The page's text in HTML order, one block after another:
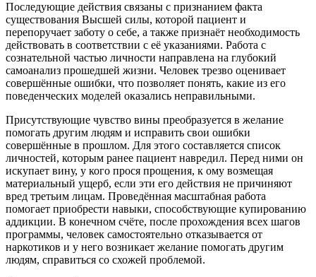
Последующие действия связаны с признанием факта
существования Высшей силы, которой пациент и
перепоручает заботу о себе, а также признаёт необходимость
действовать в соответствии с её указаниями. Работа с
сознательной частью личности направлена на глубокий
самоанализ прошедшей жизни. Человек трезво оценивает
совершённые ошибки, что позволяет понять, какие из его
поведенческих моделей оказались неправильными.
Присутствующие чувство вины преобразуется в желание
помогать другим людям и исправить свои ошибки
совершённые в прошлом. Для этого составляется список
личностей, которым ранее пациент навредил. Перед ними он
искупает вину, у кого прося прощения, к ому возмещая
материальный ущерб, если эти его действия не причиняют
вред третьим лицам. Проведённая масштабная работа
помогает приобрести навыки, способствующие купированию
аддикции. В конечном счёте, после прохождения всех шагов
программы, человек самостоятельно отказывается от
наркотиков и у него возникает желание помогать другим
людям, справиться со схожей проблемой.